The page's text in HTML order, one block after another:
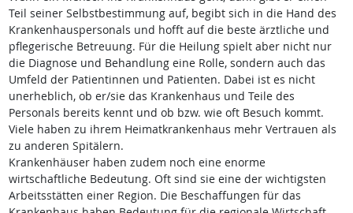
Teil seiner Selbstbestimmung auf, begibt sich in die Hand des
Krankenhauspersonals und hofft auf die beste ärztliche und
pflegerische Betreuung. Für die Heilung spielt aber nicht nur
die Diagnose und Behandlung eine Rolle, sondern auch das
Umfeld der Patientinnen und Patienten. Dabei ist es nicht
unerheblich, ob er/sie das Krankenhaus und Teile des
Personals bereits kennt und ob bzw. wie oft Besuch kommt.
Viele haben zu ihrem Heimatkrankenhaus mehr Vertrauen als
zu anderen Spitälern.
Krankenhäuser haben zudem noch eine enorme
wirtschaftliche Bedeutung. Oft sind sie eine der wichtigsten
Arbeitsstätten einer Region. Die Beschaffungen für das